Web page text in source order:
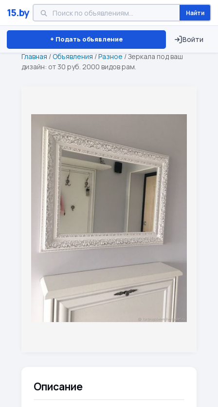
15.by Найти
+ Подать объявление Войти
Минск Витебск Брест ⏱ ТОЛЬКО 15 ДНЕЙ
Главная /Объявления /Разное /Зеркала под ваш
дизайн: от 30 руб. 2000 видов рам.
Описание